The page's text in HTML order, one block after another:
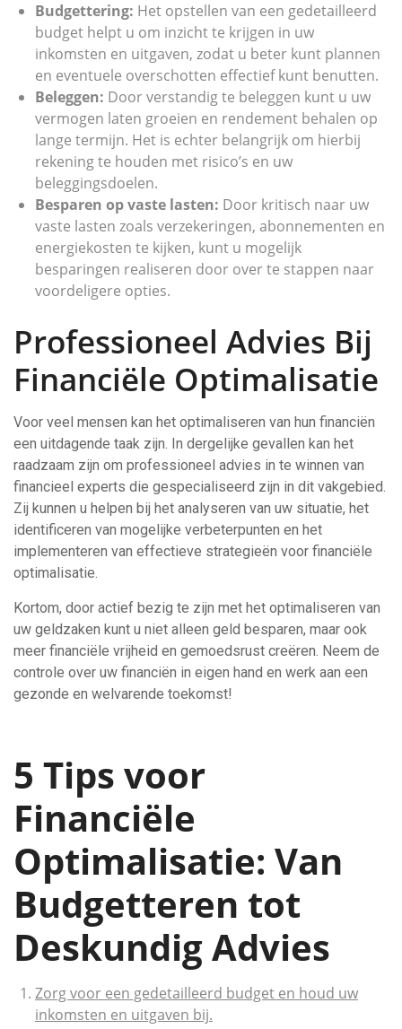
Budgettering: Het opstellen van een gedetailleerd
budget helpt u om inzicht te krijgen in uw
inkomsten en uitgaven, zodat u beter kunt plannen
en eventuele overschotten effectief kunt benutten.
Beleggen: Door verstandig te beleggen kunt u uw
vermogen laten groeien en rendement behalen op
lange termijn. Het is echter belangrijk om hierbij
rekening te houden met risico’s en uw
beleggingsdoelen.
Besparen op vaste lasten: Door kritisch naar uw
vaste lasten zoals verzekeringen, abonnementen en
energiekosten te kijken, kunt u mogelijk
besparingen realiseren door over te stappen naar
voordeligere opties.
Professioneel Advies Bij
Financiële Optimalisatie
Voor veel mensen kan het optimaliseren van hun financiën
een uitdagende taak zijn. In dergelijke gevallen kan het
raadzaam zijn om professioneel advies in te winnen van
financieel experts die gespecialiseerd zijn in dit vakgebied.
Zij kunnen u helpen bij het analyseren van uw situatie, het
identificeren van mogelijke verbeterpunten en het
implementeren van effectieve strategieën voor financiële
optimalisatie.
Kortom, door actief bezig te zijn met het optimaliseren van
uw geldzaken kunt u niet alleen geld besparen, maar ook
meer financiële vrijheid en gemoedsrust creëren. Neem de
controle over uw financiën in eigen hand en werk aan een
gezonde en welvarende toekomst!
5 Tips voor
Financiële
Optimalisatie: Van
Budgetteren tot
Deskundig Advies
Zorg voor een gedetailleerd budget en houd uw
inkomsten en uitgaven bij.